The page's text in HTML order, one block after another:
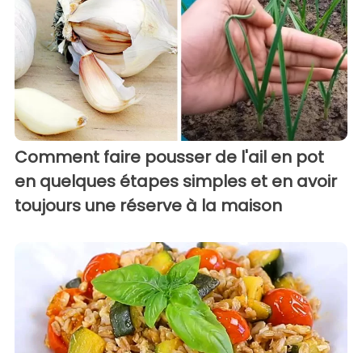
Comment faire pousser de l'ail en pot
en quelques étapes simples et en avoir
toujours une réserve à la maison